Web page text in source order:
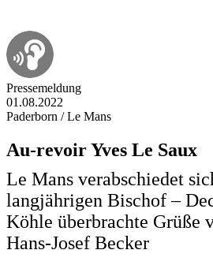
Pressemeldung
01.08.2022
Paderborn / Le Mans
Au-revoirYves Le Saux
Le Mans verabschiedet
langjährigen Bischof –
Köhle überbrachte Grüße
Hans-Josef Becker